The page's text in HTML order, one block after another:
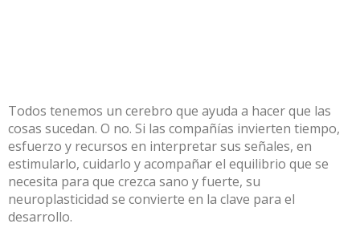
Todos tenemos un cerebro que ayuda a hacer que las
cosas sucedan. O no. Si las compañías invierten tiempo,
esfuerzo y recursos en interpretar sus señales, en
estimularlo, cuidarlo y acompañar el equilibrio que se
necesita para que crezca sano y fuerte, su
neuroplasticidad se convierte en la clave para el
desarrollo.